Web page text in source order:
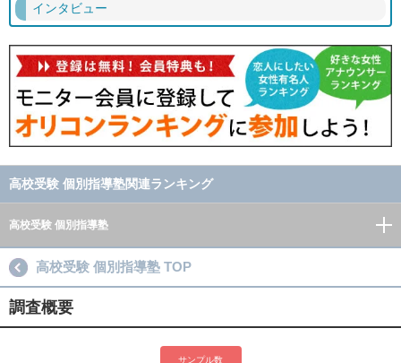
インタビュー
高校受験 個別指導塾関連ランキング
高校受験 個別指導塾
高校受験 個別指導塾 TOP
調査概要
サンプル数